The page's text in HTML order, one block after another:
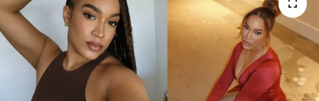
Politika
Sağlık